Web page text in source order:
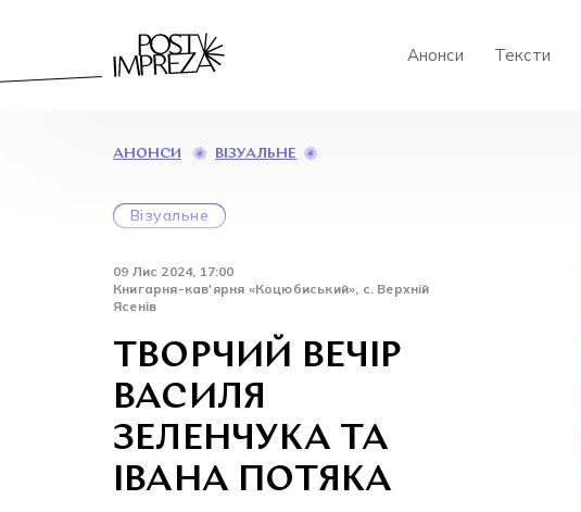
Анонси Тексти
АНОНСИ ВІЗУАЛЬНЕ
Візуальне
09 Лис 2024, 17:00
Книгарня-кав'ярня «Коцюбиський», с. Верхній
Ясенів
ТВОРЧИЙ ВЕЧІР
ВАСИЛЯ
ЗЕЛЕНЧУКА ТА
ІВАНА ПОТЯКА